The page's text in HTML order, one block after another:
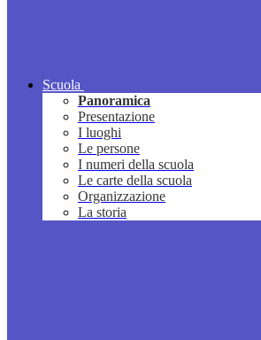
Scuola
Panoramica
Presentazione
I luoghi
Le persone
I numeri della scuola
Le carte della scuola
Organizzazione
La storia